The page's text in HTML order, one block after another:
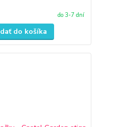
do 3-7 dní
do košíka